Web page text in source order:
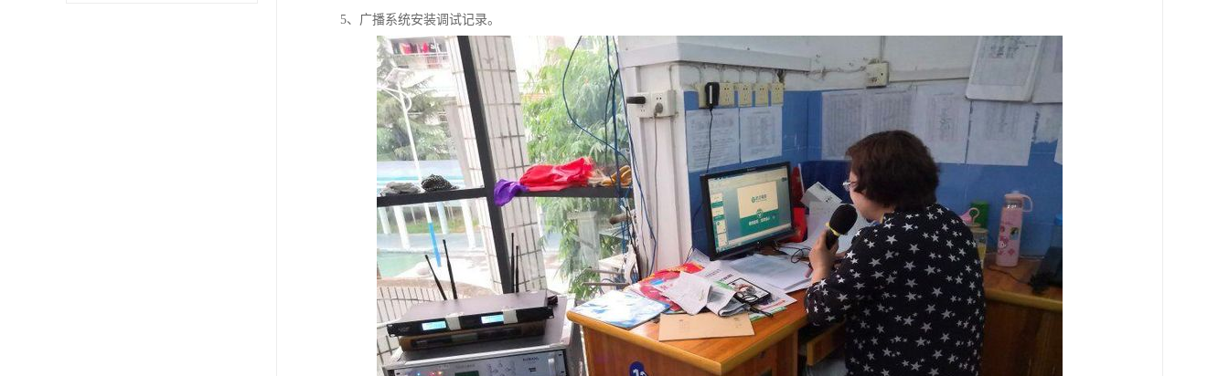
5、广播系统安装调试记录。